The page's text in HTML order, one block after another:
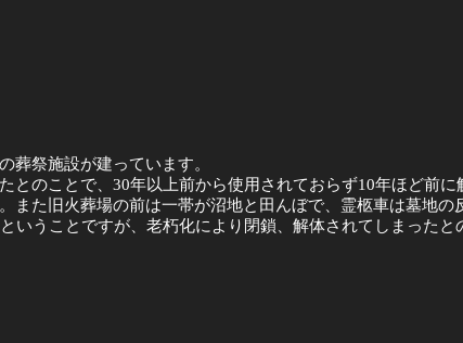
葬祭施設が建っています。
とのことで、30年以上前から使用されておらず10年ほど前
また旧火葬場の前は一帯が沼地と田んぼで、霊柩車は墓地
いうことですが、老朽化により閉鎖、解体されてしまったと